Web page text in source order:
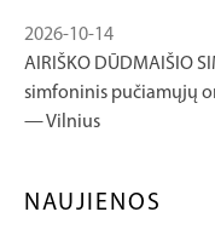
AIRIŠKO DŪDMAIŠIO
simfoninis pučiamųjų
Vilnius
2026-10-14
NAUJIENOS